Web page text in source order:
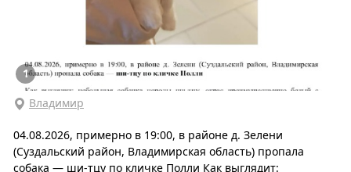
1
Владимир
04.08.2026, примерно в 19:00, в районе д. Зелени
(Суздальский район, Владимирская область) пропала
собака — ши-тцу по кличке Полли Как выглядит: